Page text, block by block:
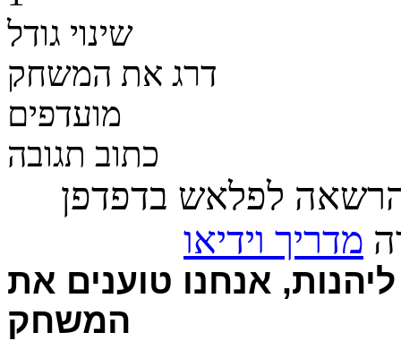
שינוי גודל
דרג את המשחק
מועדפים
כתוב תגובה
לפלאש בדפדפן
מדריך וידיאו
אנחנו טוענים את
המשחק